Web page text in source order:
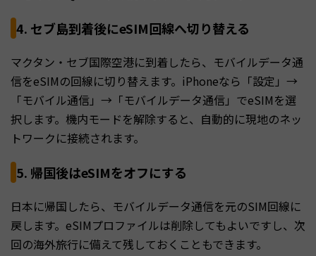
4. セブ島到着後にeSIM回線へ切り替える
マクタン・セブ国際空港に到着したら、モバイルデータ通
信をeSIMの回線に切り替えます。iPhoneなら「設定」→
「モバイル通信」→「モバイルデータ通信」でeSIMを選
択します。機内モードを解除すると、自動的に現地のネッ
トワークに接続されます。
5. 帰国後はeSIMをオフにする
日本に帰国したら、モバイルデータ通信を元のSIM回線に
戻します。eSIMプロファイルは削除してもよいですし、次
回の海外旅行に備えて残しておくこともできます。